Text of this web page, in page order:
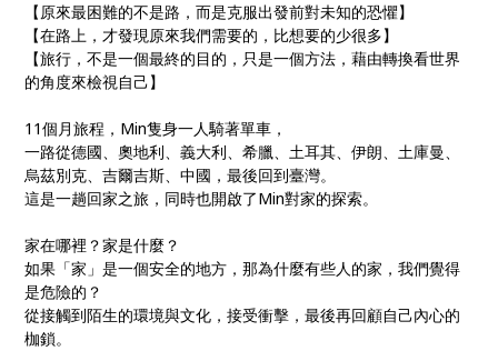
【原來最困難的不是路，而是克服出發前對未知的恐懼】
【在路上，才發現原來我們需要的，比想要的少很多】
【旅行，不是一個最終的目的，只是一個方法，藉由轉換看世界
的角度來檢視自己】
11個月旅程，Min隻身一人騎著單車，
一路從德國、奧地利、義大利、希臘、土耳其、伊朗、土庫曼、
烏茲別克、吉爾吉斯、中國，最後回到臺灣。
這是一趟回家之旅，同時也開啟了Min對家的探索。
家在哪裡？家是什麼？
如果「家」是一個安全的地方，那為什麼有些人的家，我們覺得
是危險的？
從接觸到陌生的環境與文化，接受衝擊，最後再回顧自己內心的
枷鎖。